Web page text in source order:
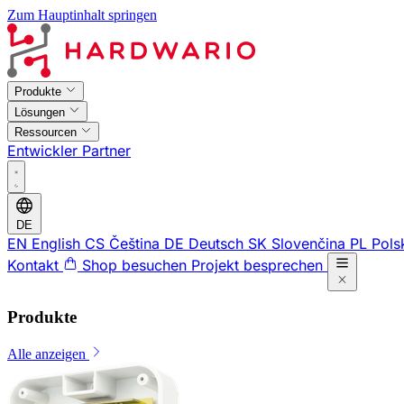
Zum Hauptinhalt springen
Produkte
Lösungen
Ressourcen
Entwickler Partner
DE
EN English CS Čeština DE Deutsch SK Slovenčina PL
Kontakt
Shop besuchen Projekt besprechen
Produkte
Alle anzeigen